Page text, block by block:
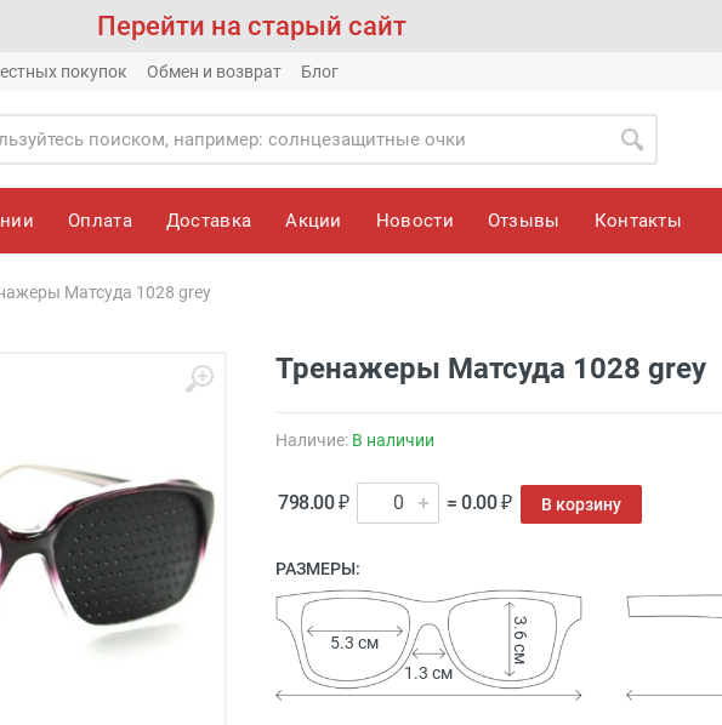
Перейти на старый сайт
покупок Обмен и возврат Блог
Оплата Доставка Акции Новости Отзывы Контакты
Матсуда 1028 grey
Тренажеры Матсуда 1028 grey
Наличие: В наличии
798.00 ₽ = 0.00 ₽ В корзину
РАЗМЕРЫ:
1.3 см
5.3 см 3.6 см